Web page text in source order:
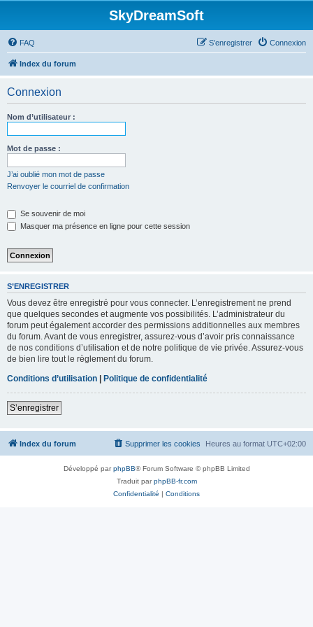
SkyDreamSoft
FAQ Connexion
S’enregistrer
Index du forum
Connexion
Nom d’utilisateur :
Mot de passe :
J’ai oublié mon mot de passe
Renvoyer le courriel de confirmation
Se souvenir de moi
Masquer ma présence en ligne pour cette session
S’ENREGISTRER
Vous devez être enregistré pour vous connecter. L’enregistrement ne prend
que quelques secondes et augmente vos possibilités. L’administrateur du
forum peut également accorder des permissions additionnelles aux membres
du forum. Avant de vous enregistrer, assurez-vous d’avoir pris connaissance
de nos conditions d’utilisation et de notre politique de vie privée. Assurez-vous
de bien lire tout le règlement du forum.
Conditions d’utilisation | Politique de confidentialité
S’enregistrer
Index du forum Heures au format UTC+02:00
Supprimer les cookies
Développé parphpBB® Forum Software © phpBB Limited
Traduit parphpBB-fr.com
Confidentialité | Conditions